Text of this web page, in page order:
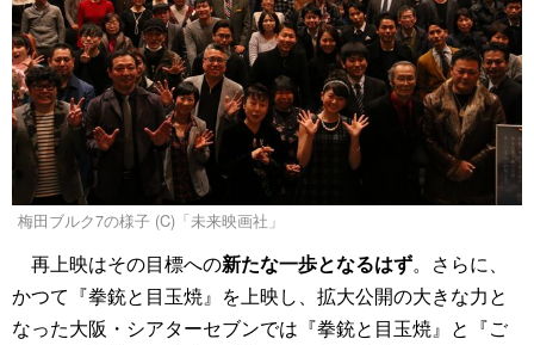
梅田ブルク7の様子 (C)「未来映画社」
再上映はその目標への新たな一歩となるはず。さらに、
かつて『拳銃と目玉焼』を上映し、拡大公開の大きな力と
なった大阪・シアターセブンでは『拳銃と目玉焼』と『ご